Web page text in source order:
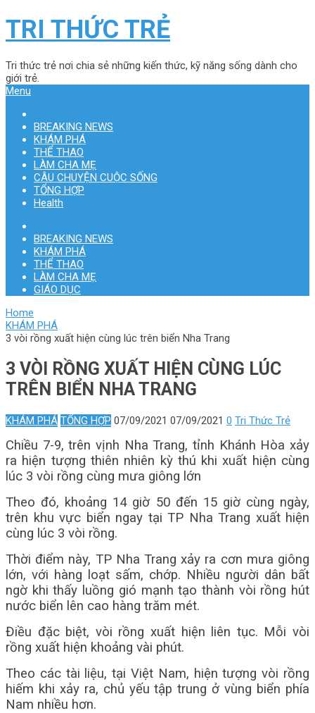
TRI THỨC TRẺ
Tri thức trẻ nơi chia sẻ những kiến thức, kỹ năng sống dành cho
giới trẻ.
Menu
BREAKING NEWS
KHÁM PHÁ
THỂ THAO
LÀM CHA MẸ
CÂU CHUYỆN CUỘC SỐNG
TỔNG HỢP
Health
BREAKING NEWS
KHÁM PHÁ
THỂ THAO
LÀM CHA MẸ
GIÁO DỤC
Home
KHÁM PHÁ
3 vòi rồng xuất hiện cùng lúc trên biển Nha Trang
3 VÒI RỒNG XUẤT HIỆN CÙNG LÚC
TRÊN BIỂN NHA TRANG
KHÁM PHÁ TỔNG HỢP 07/09/2021 07/09/2021 0 Tri Thức Trẻ
Chiều 7-9, trên vịnh Nha Trang, tỉnh Khánh Hòa xảy
ra hiện tượng thiên nhiên kỳ thú khi xuất hiện cùng
lúc 3 vòi rồng cùng mưa giông lớn
Theo đó, khoảng 14 giờ 50 đến 15 giờ cùng ngày,
trên khu vực biển ngay tại TP Nha Trang xuất hiện
cùng lúc 3 vòi rồng.
Thời điểm này, TP Nha Trang xảy ra cơn mưa giông
lớn, với hàng loạt sấm, chớp. Nhiều người dân bất
ngờ khi thấy luồng gió mạnh tạo thành vòi rồng hút
nước biển lên cao hàng trăm mét.
Điều đặc biệt, vòi rồng xuất hiện liên tục. Mỗi vòi
rồng xuất hiện khoảng vài phút.
Theo các tài liệu, tại Việt Nam, hiện tượng vòi rồng
hiếm khi xảy ra, chủ yếu tập trung ở vùng biển phía
Nam nhiều hơn.